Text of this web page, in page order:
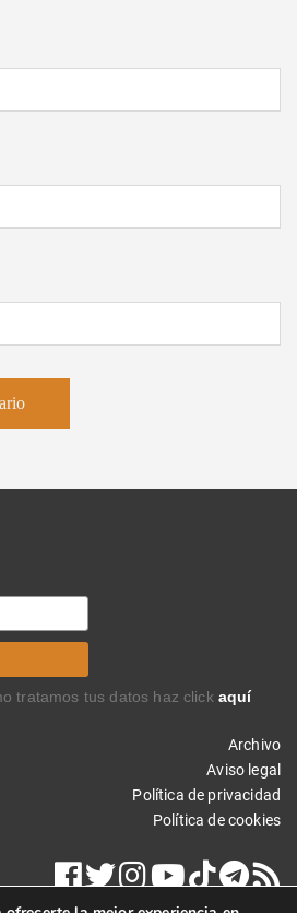
tratamos tus datos haz click aquí
Archivo
Aviso legal
Política de privacidad
Política de cookies